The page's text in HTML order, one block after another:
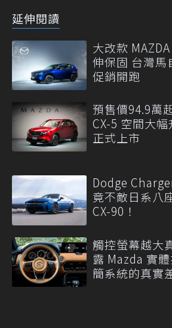
延伸閱讀
大改款
伸保固 台灣馬
促銷開跑
預售價94.9萬
CX-5 空間大
正式上市
Dodge
竟不敵日系八
CX-90！
觸控螢幕越大
露 Mazda 實
簡系統的真實